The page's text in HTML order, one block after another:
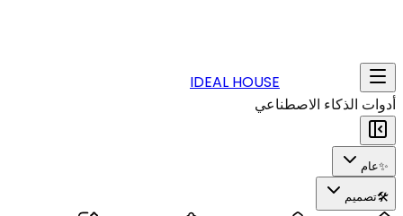
IDEAL HOUSE
أدوات الذكاء الاصطناعي
✨عام
🛠️تصميم